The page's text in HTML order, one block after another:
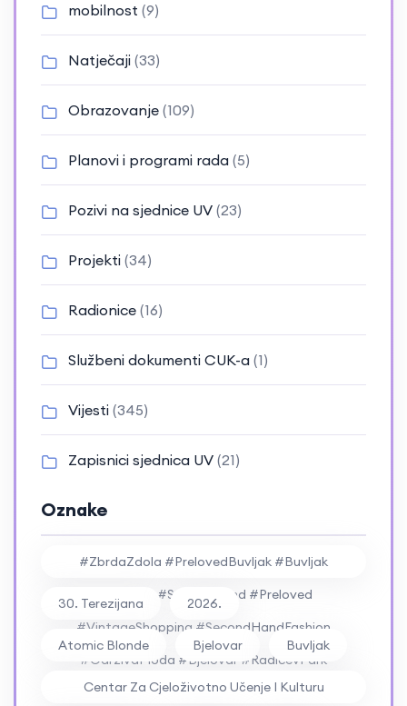
mobilnost (9)
Natječaji (33)
Obrazovanje (109)
Planovi i programi rada (5)
Pozivi na sjednice UV (23)
Projekti (34)
Radionice (16)
Službeni dokumenti CUK-a (1)
Vijesti (345)
Zapisnici sjednica UV (21)
Oznake
#ZbrdaZdola #PrelovedBuvljak #Buvljak
#Vintage #SecondHand #Preloved
#VintageShopping #SecondHandFashion
#OdrživaModa #Bjelovar #RadićevPark
#RockFestival #ZbrdaZdola2026
30. Terezijana 2026.
Atomic Blonde Bjelovar Buvljak
Centar Za Cjeloživotno Učenje I Kulturu